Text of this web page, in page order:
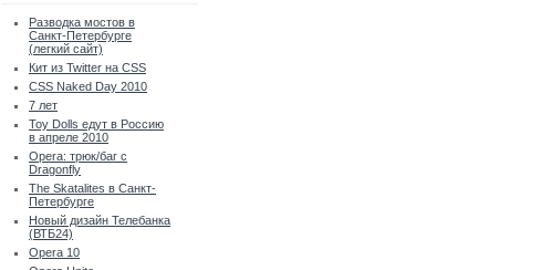
Разводка мостов в
Санкт-Петербурге
(легкий сайт)
Кит из Twitter на CSS
CSS Naked Day 2010
7 лет
Toy Dolls едут в Россию
в апреле 2010
Opera: трюк/баг с
Dragonfly
The Skatalites в Санкт-
Петербурге
Новый дизайн Телебанка
(ВТБ24)
Opera 10